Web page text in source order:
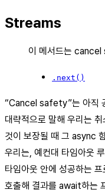
Streams
이 메서드는 cancel
.next()
“Cancel safety”는 아직
대략적으로 말해 우리는
것이 보장될 때 그 async
우리는, 예컨대 타임아웃
타임아웃 안에 성공하는
호출해 결과를 await하는